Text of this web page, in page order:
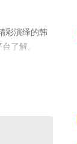
彩演绎的韩
了解。